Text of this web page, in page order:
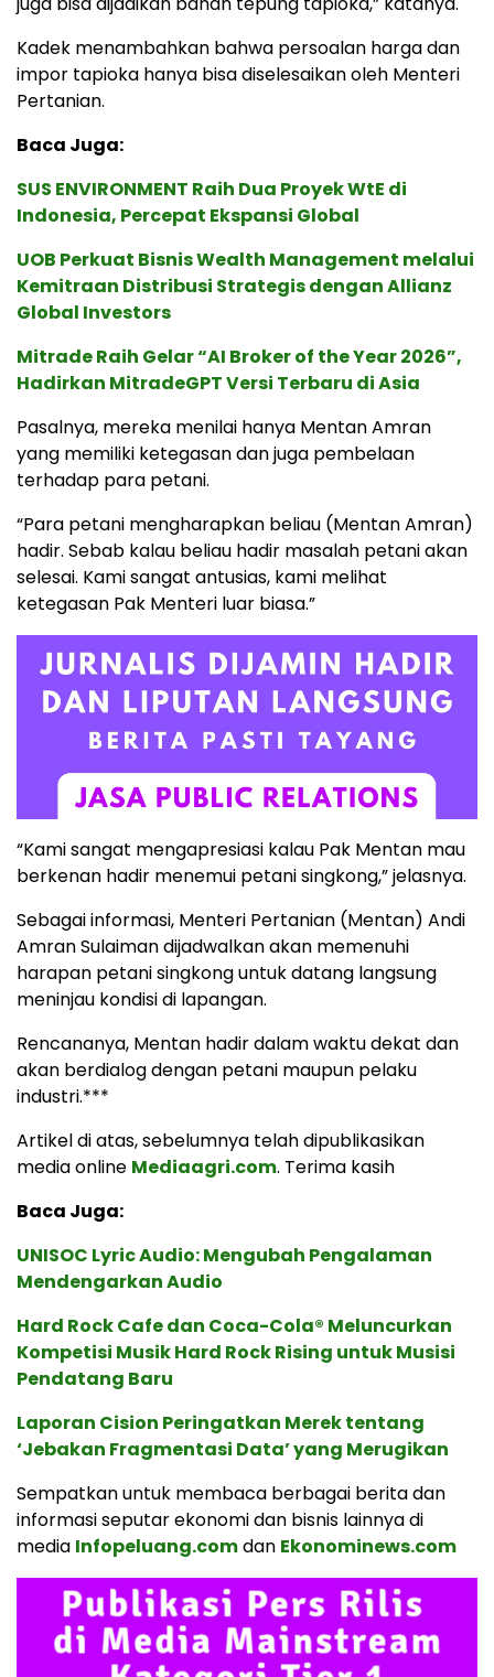
Kadek menambahkan bahwa persoalan harga dan
impor tapioka hanya bisa diselesaikan oleh Menteri
Pertanian.
Baca Juga:
SUS ENVIRONMENT Raih Dua Proyek WtE di
Indonesia, Percepat Ekspansi Global
UOB Perkuat Bisnis Wealth Management melalui
Kemitraan Distribusi Strategis dengan Allianz
Global Investors
Mitrade Raih Gelar “AI Broker of the Year 2026”,
Hadirkan MitradeGPT Versi Terbaru di Asia
Pasalnya, mereka menilai hanya Mentan Amran
yang memiliki ketegasan dan juga pembelaan
terhadap para petani.
“Para petani mengharapkan beliau (Mentan Amran)
hadir. Sebab kalau beliau hadir masalah petani akan
selesai. Kami sangat antusias, kami melihat
ketegasan Pak Menteri luar biasa.”
“Kami sangat mengapresiasi kalau Pak Mentan mau
berkenan hadir menemui petani singkong,” jelasnya.
Sebagai informasi, Menteri Pertanian (Mentan) Andi
Amran Sulaiman dijadwalkan akan memenuhi
harapan petani singkong untuk datang langsung
meninjau kondisi di lapangan.
Rencananya, Mentan hadir dalam waktu dekat dan
akan berdialog dengan petani maupun pelaku
industri.***
Artikel di atas, sebelumnya telah dipublikasikan
media online Mediaagri.com. Terima kasih
Baca Juga:
UNISOC Lyric Audio: Mengubah Pengalaman
Mendengarkan Audio
Hard Rock Cafe dan Coca-Cola® Meluncurkan
Kompetisi Musik Hard Rock Rising untuk Musisi
Pendatang Baru
Laporan Cision Peringatkan Merek tentang
‘Jebakan Fragmentasi Data’ yang Merugikan
Sempatkan untuk membaca berbagai berita dan
informasi seputar ekonomi dan bisnis lainnya di
media Infopeluang.comdan Ekonominews.com